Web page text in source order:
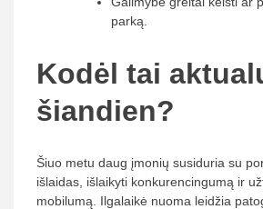
parką.
Kodėl tai
šiandien?
Šiuo metu daug įmonių susiduria su
išlaidas, išlaikyti konkurencingumą ir
mobilumą. Ilgalaikė nuoma leidžia